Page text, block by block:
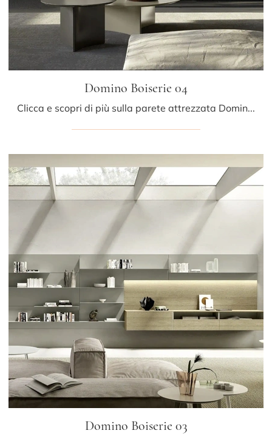
Domino Boiserie 04
Clicca e scopri di più sulla parete attrezzata Domino Boiserie 04 della marca Sangiacomo: è la soluzione dalle linee moderne ideale per te.
Domino Boiserie 03